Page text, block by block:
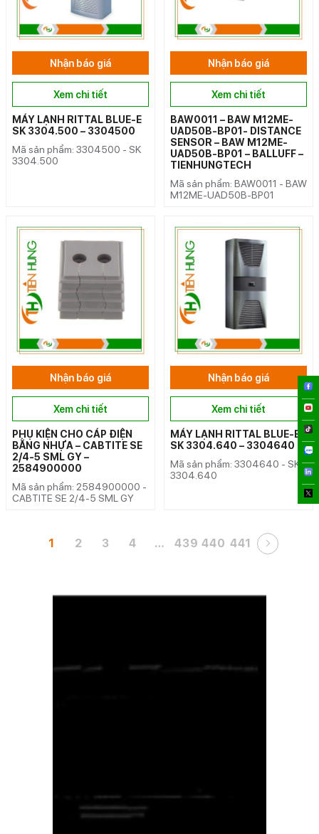
Nhận báo giá
Xem chi tiết
MÁY LẠNH RITTAL BLUE-E
SK 3304.500 – 3304500
Mã sản phẩm: 3304500 - SK
3304.500
Nhận báo giá
Xem chi tiết
BAW0011 – BAW M12ME-
UAD50B-BP01- DISTANCE
SENSOR – BAW M12ME-
UAD50B-BP01 – BALLUFF –
TIENHUNGTECH
Mã sản phẩm: BAW0011 - BAW
M12ME-UAD50B-BP01
Nhận báo giá
Xem chi tiết
PHỤ KIỆN CHO CÁP ĐIỆN
BẰNG NHỰA – CABTITE SE
2/4-5 SML GY –
2584900000
Mã sản phẩm: 2584900000 -
CABTITE SE 2/4-5 SML GY
Nhận báo giá
Xem chi tiết
MÁY LẠNH RITTAL BLUE-E
SK 3304.640 – 3304640
Mã sản phẩm: 3304640 - SK
3304.640
1 2 3 4 … 439 440 441